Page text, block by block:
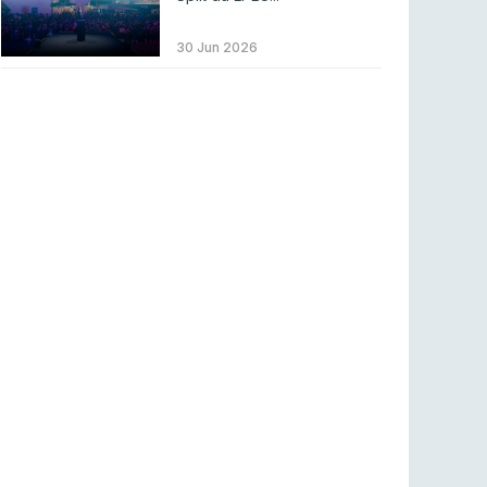
MOUZ surpreende Spirit para vencer BLAST
Bounty
30 Jun 2026